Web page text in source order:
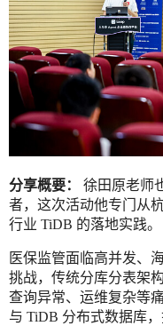
分享概要：
徐田原老师
者，这次活动他专门从
行业 TiDB 的落地实践。
医保监管面临高并发、
挑战，传统分库分表架
查询异常、运维复杂等
与 TiDB 分布式数据库